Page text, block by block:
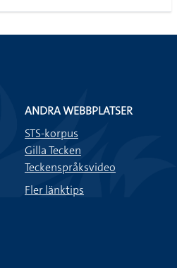
ANDRA WEBBPLATSER
STS-korpus
Gilla Tecken
Teckenspråksvideo
Fler länktips